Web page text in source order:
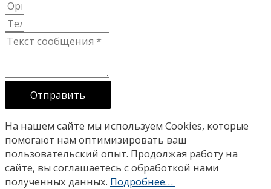
Отправить
На нашем сайте мы используем Сookies, которые
помогают нам оптимизировать ваш
пользовательский опыт. Продолжая работу на
сайте, вы соглашаетесь с обработкой нами
полученных данных. Подробнее…